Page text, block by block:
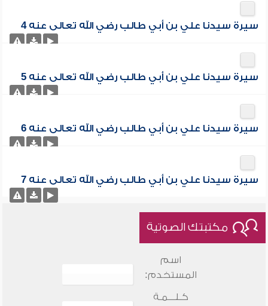
سيرة سيدنا علي بن أبي طالب رضي الله تعالى عنه 4
سيرة سيدنا علي بن أبي طالب رضي الله تعالى عنه 5
سيرة سيدنا علي بن أبي طالب رضي الله تعالى عنه 6
سيرة سيدنا علي بن أبي طالب رضي الله تعالى عنه 7
مكتبتك الصوتية
اسم
المستخدم:
كـلـــمـة